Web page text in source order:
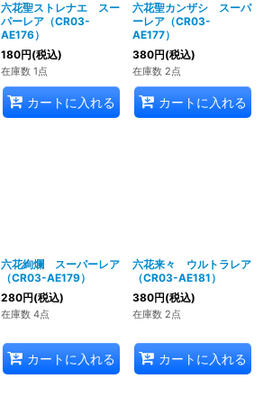
六花聖ストレナエ スー
パーレア（CR03-
AE176）
180円(税込)
在庫数 1点
カートに入れる
六花聖カンザシ スーパ
ーレア（CR03-
AE177）
380円(税込)
在庫数 2点
カートに入れる
六花絢爛 スーパーレア
（CR03-AE179）
280円(税込)
在庫数 4点
カートに入れる
六花来々 ウルトラレア
（CR03-AE181）
380円(税込)
在庫数 2点
カートに入れる